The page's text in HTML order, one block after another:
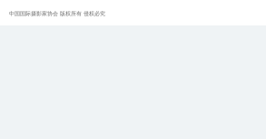
中国国际摄影家协会 版权所有 侵权必究